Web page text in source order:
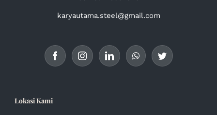
karyautama.steel@gmail.com
Lokasi Kami